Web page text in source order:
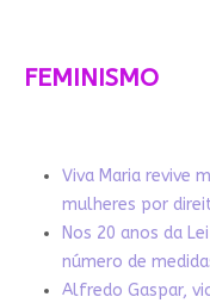
FEMINISMO
Viva Maria revive
mulheres por
Nos 20 anos da
número de
Alfredo Gaspar,